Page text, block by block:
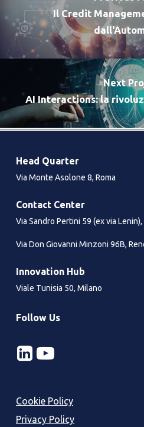
Il Credit
Next
AI Interactions: la
Head Quarter
Via Monte Asolone 8, Roma
Contact Center
Via Sandro Pertini 59 (ex via Lenin),
Via Don Giovanni Minzoni 96B,
Innovation Hub
Viale Tunisia 50, Milano
Follow Us
Cookie Policy
Privacy Policy